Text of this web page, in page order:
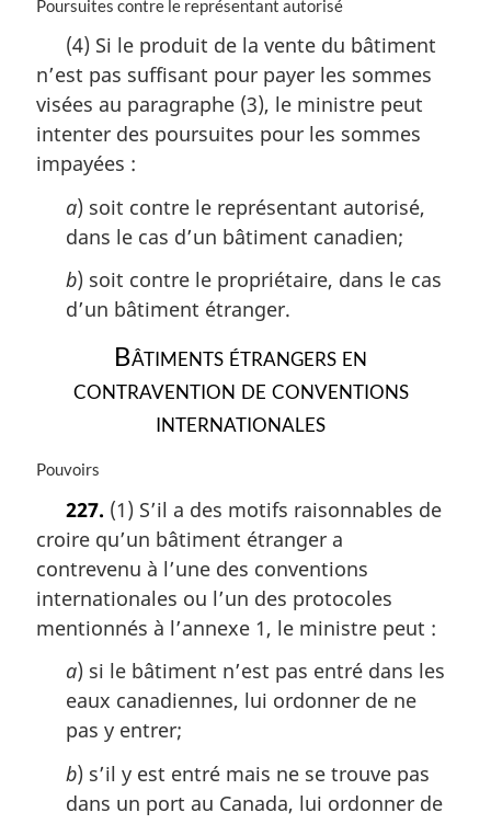
N
e
m
r
g
Poursuites contre le représentant autorisé
(4) Si le produit de la vente du bâtiment
n’est pas suffisant pour payer les sommes
visées au paragraphe (3), le ministre peut
intenter des poursuites pour les sommes
impayées :
a) soit contre le représentant autorisé,
dans le cas d’un bâtiment canadien;
b) soit contre le propriétaire, dans le cas
d’un bâtiment étranger.
Bâtiments étrangers en
contravention de conventions
internationales
N
e
m
r
g
Pouvoirs
227. (1) S’il a des motifs raisonnables de
croire qu’un bâtiment étranger a
contrevenu à l’une des conventions
internationales ou l’un des protocoles
mentionnés à l’annexe 1, le ministre peut :
a) si le bâtiment n’est pas entré dans les
eaux canadiennes, lui ordonner de ne
pas y entrer;
b) s’il y est entré mais ne se trouve pas
dans un port au Canada, lui ordonner de